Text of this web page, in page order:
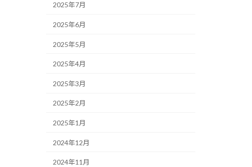
2025年7月
2025年6月
2025年5月
2025年4月
2025年3月
2025年2月
2025年1月
2024年12月
2024年11月